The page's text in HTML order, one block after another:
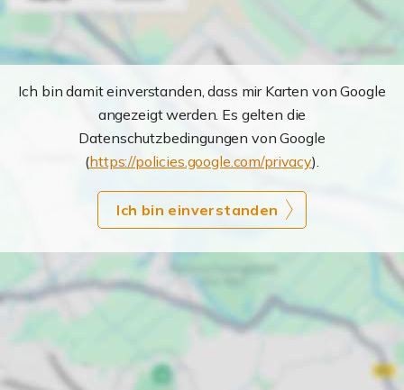
Ich bin damit einverstanden, dass mir Karten von Google
angezeigt werden. Es gelten die
Datenschutzbedingungen von Google
(https://policies.google.com/privacy).
Ich bin einverstanden